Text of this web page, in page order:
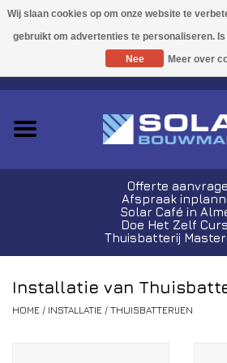
Acties!
Kabels en Stekkers
Offerte
Afspraak
Solar Café in
Doe Het Zelf
Thuisbatterij
Installatie van
HOME / INSTALLATIE / THUISBATTERIJEN
Nee
Meer over